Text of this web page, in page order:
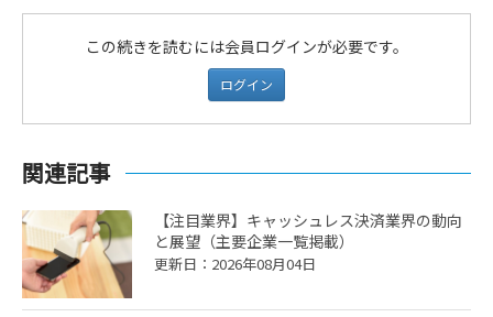
この続きを読むには会員ログインが必要です。
ログイン
関連記事
【注目業界】キャッシュレス決済業界の動向
と展望（主要企業一覧掲載）
更新日：2026年08月04日